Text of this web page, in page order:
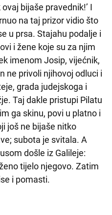
bijaše pravednik!’ I
na taj prizor vidio što
u prsa. Stajahu podalje i
i žene koje su za njim
imenom Josip, vijećnik,
ne privoli njihovoj odluci i
grada judejskoga i
Taj dakle pristupi Pilatu
ga skinu, povi u platno i
još ne bijaše nitko
subota je svitala. A
došle iz Galileje:
tijelo njegovo. Zatim
i pomasti.